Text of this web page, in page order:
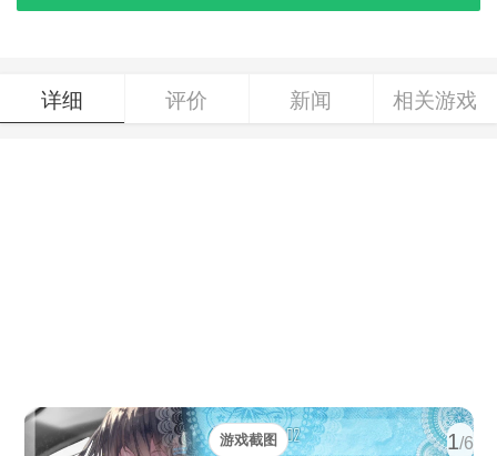
详细 评价 新闻 相关游戏
1/6
游戏截图